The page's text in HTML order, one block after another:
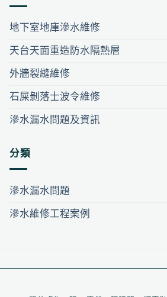
地下室地庫滲水維修
天台天面重造防水隔熱層
外牆裂縫維修
石屎剝落士波令維修
滲水漏水問題及資訊
分類
滲水漏水問題
滲水維修工程案例